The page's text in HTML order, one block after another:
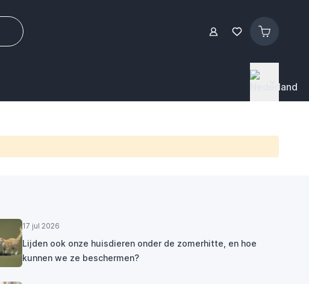
17 jul 2026
Lijden ook onze huisdieren onder de zomerhitte, en hoe
kunnen we ze beschermen?